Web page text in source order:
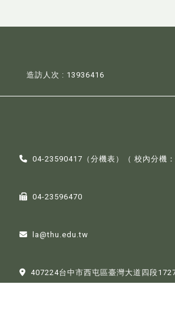
造訪人次 : 13936416
04-23590417（分機表 ）（ 校內分機
04-23596470
la@thu.edu.tw
407224台中市西屯區臺灣大道四段